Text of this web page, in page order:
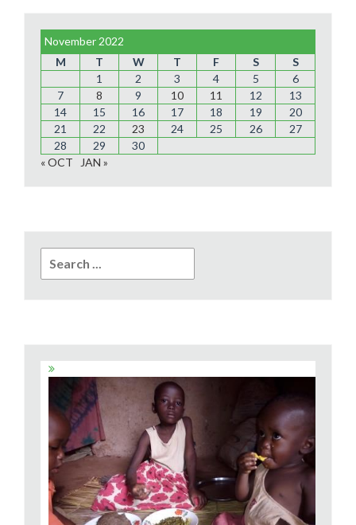
November 2022
M
T W T F S
S
1
2 3 4 5
6
7
8 9 10 11 12
13
14
15 16 17 18 19
20
21
22 23 24 25 26
27
28
29
30
« OCT
JAN »
for: